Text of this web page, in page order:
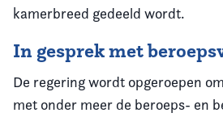
kamerbreed gedeeld wordt.
In gesprek met
De regering wordt opgeroepen
met onder meer de beroeps- en